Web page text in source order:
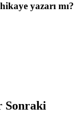
yazarı mı?
Sonraki